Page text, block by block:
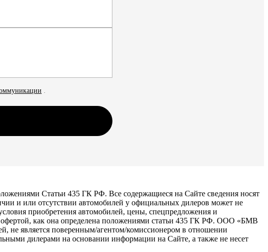
.
Статьи 435 ГК РФ. Все содержащиеся на Сайте сведения носят
и или отсутствии автомобилей у официальных дилеров может не
приобретения автомобилей, цены, спецпредложения и
офертой, как она определена положениями статьи 435 ГК РФ. ООО «БМВ
не является поверенным/агентом/комиссионером в отношении
дилерами на основании информации на Сайте, а также не несет